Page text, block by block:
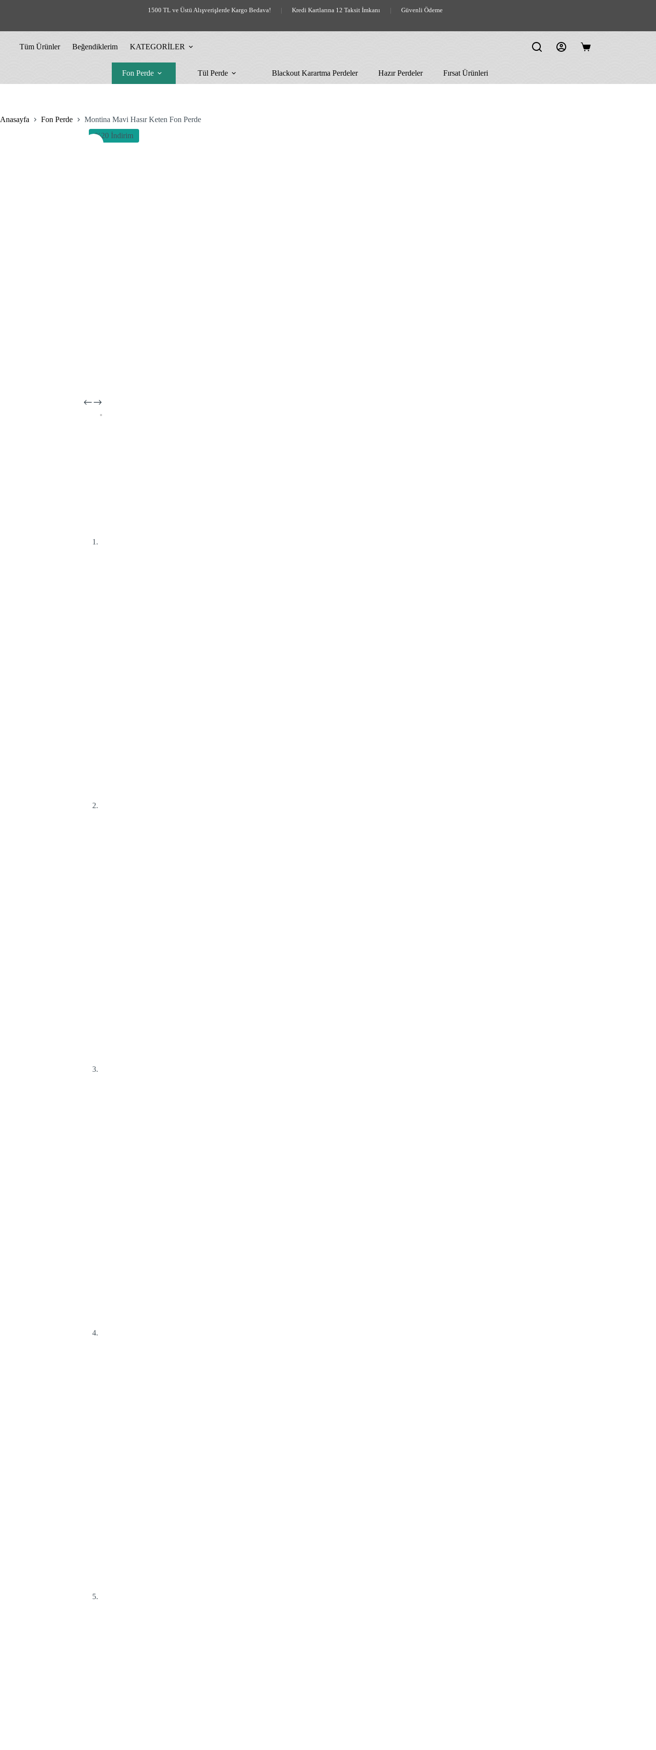
1500 TL ve Üstü Alışverişlerde Kargo Bedava! | Kredi Kartlarına 12 Taksit İmkanı | Güvenli Ödeme
Tüm Ürünler Beğendiklerim KATEGORİLER
Shopping
Fon Perde
Tül Perde Blackout Karartma Perdeler Hazır Perdeler Fırsat Ürünleri
Anasayfa Fon Perde
Montina Mavi Hasır Keten Fon Perde
%20 İndirim